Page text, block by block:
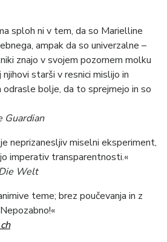
sploh ni v tem, da so Marielline
ampak da so univerzalne –
znajo v svojem pozornem molku
starši v resnici mislijo in
bolje, da to sprejmejo in so
Guardian
je neprizanesljiv miselni eksperiment,
imperativ transparentnosti.«
Welt
teme; brez poučevanja in z